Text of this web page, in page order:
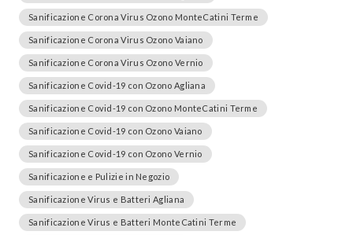
Sanificazione Corona Virus Ozono MonteCatini Terme
Sanificazione Corona Virus Ozono Vaiano
Sanificazione Corona Virus Ozono Vernio
Sanificazione Covid-19 con Ozono Agliana
Sanificazione Covid-19 con Ozono MonteCatini Terme
Sanificazione Covid-19 con Ozono Vaiano
Sanificazione Covid-19 con Ozono Vernio
Sanificazione e Pulizie in Negozio
Sanificazione Virus e Batteri Agliana
Sanificazione Virus e Batteri MonteCatini Terme